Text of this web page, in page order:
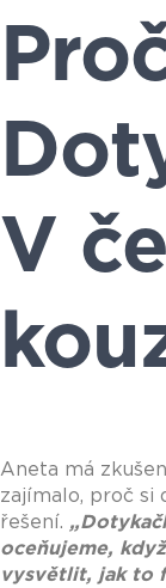
V
Aneta má
zajímalo, proč si
řešení. „
oceňujeme,
vysvětlit, jak to